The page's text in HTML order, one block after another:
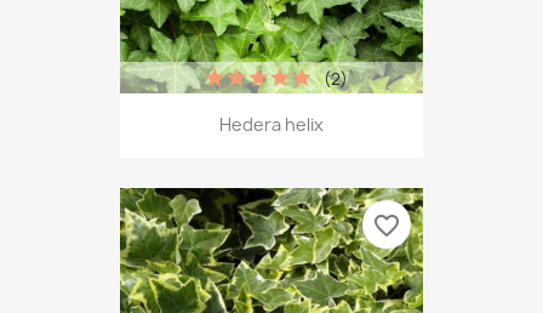
Hedera helix
(2)
favorite_border